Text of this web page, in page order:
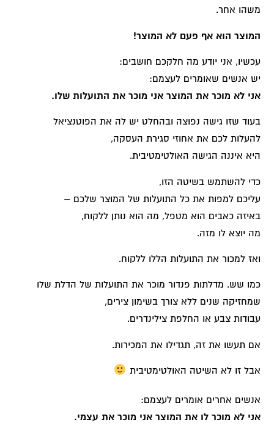
משהו אחר.
המוצר הוא אף פעם לא המוצר!
עכשיו, אני יודע מה חלקכם חושבים:
יש אנשים שאומרים לעצמם:
אני לא מוכר את המוצר אני מוכר את התועלות שלו.
בעוד שזו גישה נפוצה ובהחלט יש לה את הפוטנציאל
להעלות לכם את אחוזי סגירת העסקה,
היא איננה הגישה האולטימטיבית.
כדי להשתמש בשיטה הזו,
עליכם למפות את כל התועלות של המוצר שלכם –
באיזה כאבים הוא מטפל, מה הוא נותן ללקוח,
מה יוצא לו מזה.
ואז למכור את התועלות הללו ללקוח.
כמו שש. מדלתות פנדור מוכר את התועלות של הדלת שלו
שמחזיקה שנים ללא צורך בשימון צירים,
עבודות צבע או החלפת צילינדרים.
אם תעשו את זה, תגדילו את המכירות.
אבל זו לא השיטה האולטימטיבית
אנשים אחרים אומרים לעצמם:
אני לא מוכר לו את המוצר אני מוכר את עצמי.